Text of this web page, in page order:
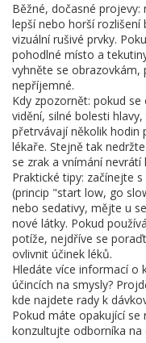
Běžné, dočasné
lepší nebo horší
vizuální rušivé prvky.
pohodlné místo a
vyhněte se
nepříjemné.
Kdy zpozornět: pokud
vidění, silné bolesti
přetrvávají několik hodin
lékaře. Stejně tak
se zrak a vnímání nevrátí
Praktické tipy: začínejte
(princip "start low, go
nebo sedativy, mějte u
nové látky. Pokud
potíže, nejdříve se
ovlivnit účinek léků.
Hledáte více informací o
účincích na smysly?
kde najdete rady k
Pokud máte opakující se
konzultujte odborníka na